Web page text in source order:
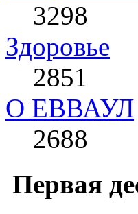
3298
Здоровье
2851
О ЕВВАУЛ
2688
Первая